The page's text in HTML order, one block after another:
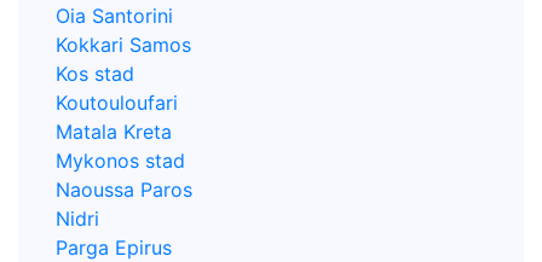
Oia Santorini
Kokkari Samos
Kos stad
Koutouloufari
Matala Kreta
Mykonos stad
Naoussa Paros
Nidri
Parga Epirus